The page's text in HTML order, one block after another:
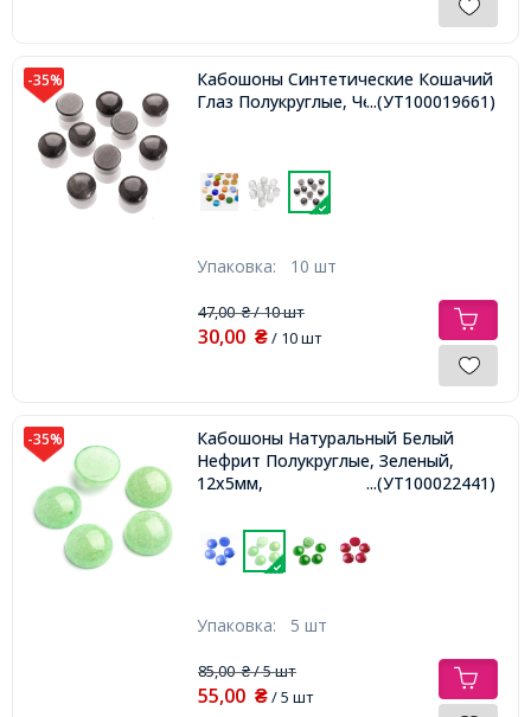
-35%
Кабошоны Синтетические Кошачий
Глаз Полукруглые, Черный, 10х3мм,
...(УТ100019661)
Упаковка: 10 шт
47,00₴/ 10 шт
30,00 ₴/ 10 шт
-35%
Кабошоны Натуральный Белый
Нефрит Полукруглые, Зеленый,
12x5мм,
...(УТ100022441)
Упаковка: 5 шт
85,00₴/ 5 шт
55,00 ₴/ 5 шт